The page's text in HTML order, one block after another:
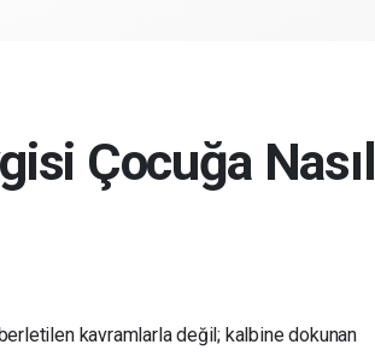
Çocuğa Nasıl
kavramlarla değil; kalbine dokunan